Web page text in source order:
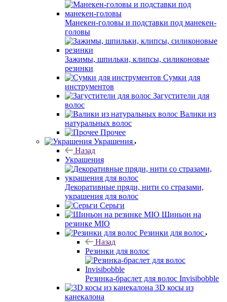
Манекен-головы и подставки под манекен-
головы
Зажимы, шпильки, клипсы, силиконовые
резинки
Сумки для
инструментов
Загустители для
волос
Валики из
натуральных волос
Прочее
Украшения
Назад
Украшения
Декоративные пряди, нити со стразами,
украшения для волос
Серьги
Шиньон на
резинке MIO
Резинки для волос
Назад
Резинки для волос
Резинка-браслет для волос Invisibobble
3D косы из
канекалона